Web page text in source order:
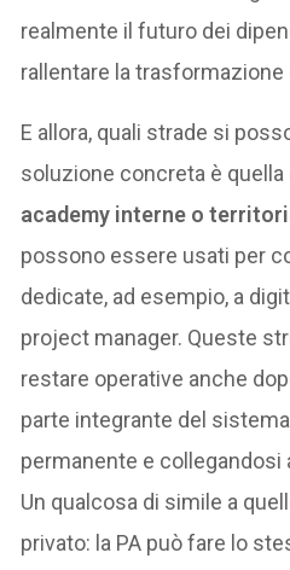
realmente il futuro dei
rallentare la trasformazione
E allora, quali strade si
soluzione concreta è
academy interne o
possono essere usati per
dedicate, ad esempio, a
project manager. Queste
restare operative anche
parte integrante del
permanente e collegandosi
Un qualcosa di simile a
privato: la PA può fare lo